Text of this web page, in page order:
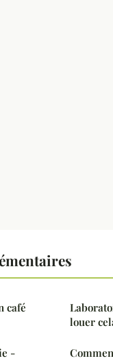
café
-
louer